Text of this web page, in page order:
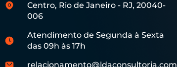
Centro, Rio de Janeiro - RJ, 20040-
006
Atendimento de Segunda à Sexta
das 09h às 17h
relacionamento@ldaconsultoria.com